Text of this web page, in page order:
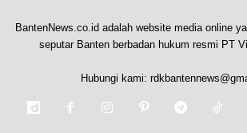
BantenNews.co.id adalah website media online
seputar Banten berbadan hukum resmi PT
Hubungi kami: